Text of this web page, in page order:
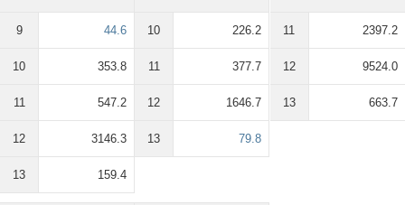
9 44.6
10 353.8
11 547.2
12 3146.3
13 159.4
10 226.2
11 377.7
12 1646.7
13 79.8
11 2397.2
12 9524.0
13 663.7